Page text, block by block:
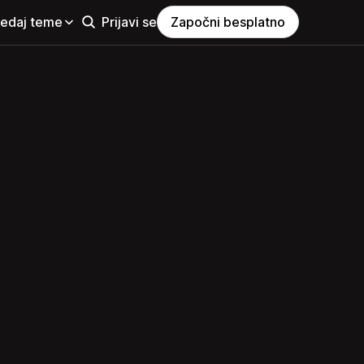
teme Prijavi se Započni besplatno